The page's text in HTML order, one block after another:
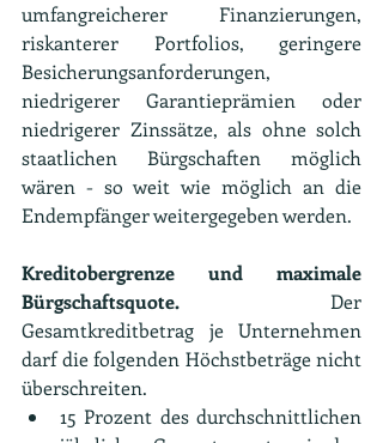
umfangreicherer Finanzierungen,
riskanterer Portfolios, geringere
Besicherungsanforderungen,
niedrigerer Garantieprämien oder
niedrigerer Zinssätze, als ohne solch
staatlichen Bürgschaften möglich
wären - so weit wie möglich an die
Endempfänger weitergegeben werden.
Kreditobergrenze und maximale
Bürgschaftsquote. Der
Gesamtkreditbetrag je Unternehmen
darf die folgenden Höchstbeträge nicht
überschreiten.
15 Prozent des durchschnittlichen